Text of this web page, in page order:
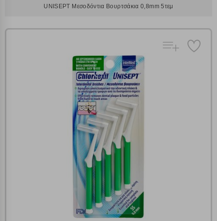
UNISEPT Μεσοδόντια Βουρτσάκια 0,8mm 5τεμ
Πολλαπλή αναζήτηση
Χρησιμοποιήστε τη για πιο γρήγορη αναζήτηση
Γράψτε τα προϊόντα που επιθυμείτε, με κόμμα ανάμεσά
τους, και κάντε κλικ στο κουμπί "Αναζήτηση". Θα
εμφανιστούν αποτελέσματα από όλες τις Κατηγορίες και
Ρυθμίσεις Cookies